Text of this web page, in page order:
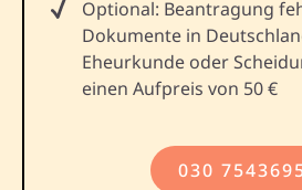
Optional: Beantragung
Dokumente in
Eheurkunde oder
einen Aufpreis von 50 €
030